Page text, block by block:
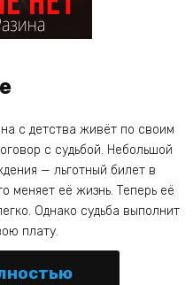
с детства живёт по своим
с судьбой. Небольшой
— льготный билет в
меняет её жизнь. Теперь её
Однако судьба выполнит
плату.